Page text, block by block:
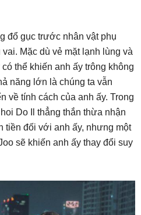
đổ gục trước nhân vật phụ
Mặc dù vẻ mặt lạnh lùng và
thể khiến anh ấy trông không
năng lớn là chúng ta vẫn
về tính cách của anh ấy. Trong
Do Il thẳng thắn thừa nhận
tiền đối với anh ấy, nhưng một
sẽ khiến anh ấy thay đổi suy